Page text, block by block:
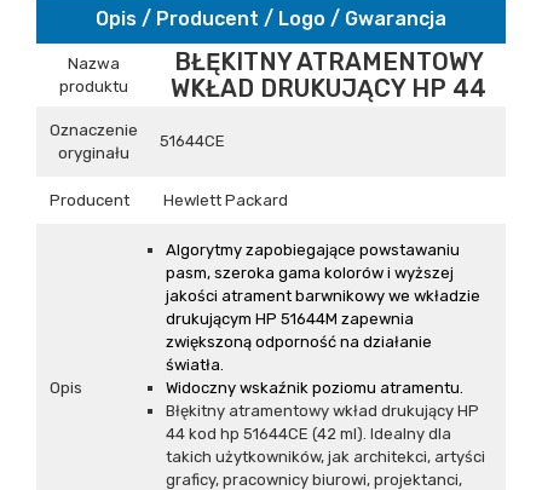
Opis / Producent / Logo / Gwarancja
Nazwa
produktu
BŁĘKITNY ATRAMENTOWY
WKŁAD DRUKUJĄCY HP 44
Oznaczenie
oryginału
51644CE
Producent Hewlett Packard
Opis
Algorytmy zapobiegające powstawaniu
pasm, szeroka gama kolorów i wyższej
jakości atrament barwnikowy we wkładzie
drukującym HP 51644M zapewnia
zwiększoną odporność na działanie
światła.
Widoczny wskaźnik poziomu atramentu.
Błękitny atramentowy wkład drukujący HP
44 kod hp 51644CE (42 ml). Idealny dla
takich użytkowników, jak architekci, artyści
graficy, pracownicy biurowi, projektanci,